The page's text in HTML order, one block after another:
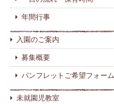
年間行事
入園のご案内
募集概要
パンフレットご希望フォーム
未就園児教室